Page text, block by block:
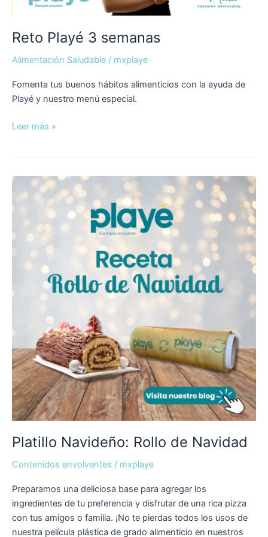
Reto Playé 3 semanas
Alimentación Saludable / mxplaye
Fomenta tus buenos hábitos alimenticios con la ayuda de
Playé y nuestro menú especial.
Leer más »
Platillo Navideño: Rollo de Navidad
Contenidos envolventes / mxplaye
Preparamos una deliciosa base para agregar los
ingredientes de tu preferencia y disfrutar de una rica pizza
con tus amigos o familia. ¡No te pierdas todos los usos de
nuestra película plástica de grado alimenticio en nuestros
Platillo
Navideño:
Rollo
Navidad